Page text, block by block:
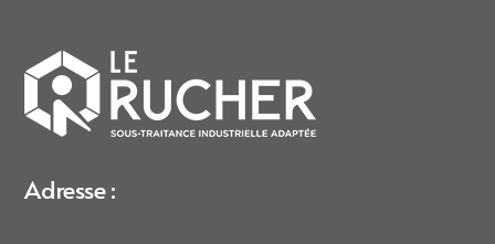
Adresse :